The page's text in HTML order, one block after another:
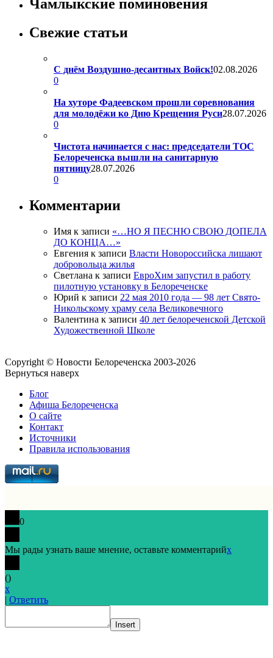
Чамлыкские поминовения
Свежие статьи
С днём Воздушно-десантных Войск!02.08.2026
0
На хуторе Фадеевском прошли соревнования
для молодёжи ко Дню Крещения Руси28.07.2026
0
Чистота начинается с нас: председатели ТОС
Белореченска вышли на санитарную
пятницу28.07.2026
0
Комментарии
Имя к записи «…НО Я ПЕСНЮ СВОЮ ДОПЕЛА
ДО КОНЦА…»
Евгения к записи Власти Новороссийска лишают
добровольца жилья
Светлана к записи ЕвроХим запустил в работу
пилотную установку в Белореченске
Юрий к записи 22 мая 2010 года — 98 лет Свято-
Никольскому храму села Великовечного
Валентина к записи 40 лет белореченской Детской
Художественной Школе
Copyright © Новости Белореченска 2003-2026
Вернуться наверх
Блог
Афиша Белореченска
О сайте
Контакт
Источники
Правила использования
0
Мы рады узнать ваше мнение, оставьте комментарийx
()
x
| Ответить
Insert